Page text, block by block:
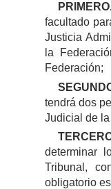
facultado
Justicia
la
Federación;
tendrá dos
Judicial de
determinar
Tribunal,
obligatorio